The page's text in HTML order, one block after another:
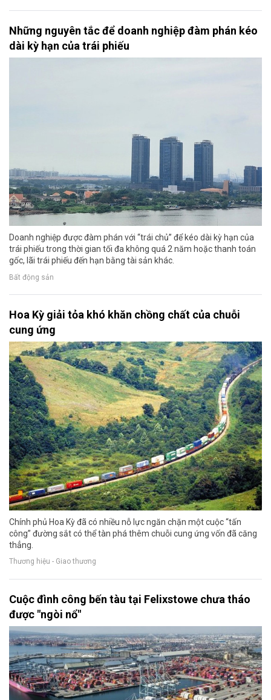
Những nguyên tắc để doanh nghiệp đàm phán kéo
dài kỳ hạn của trái phiếu
Doanh nghiệp được đàm phán với “trái chủ” để kéo dài kỳ hạn của
trái phiếu trong thời gian tối đa không quá 2 năm hoặc thanh toán
gốc, lãi trái phiếu đến hạn bằng tài sản khác.
Bất động sản
Hoa Kỳ giải tỏa khó khăn chồng chất của chuỗi
cung ứng
Chính phủ Hoa Kỳ đã có nhiều nỗ lực ngăn chặn một cuộc “tấn
công” đường sắt có thể tàn phá thêm chuỗi cung ứng vốn đã căng
thẳng.
Thương hiệu - Giao thương
Cuộc đình công bến tàu tại Felixstowe chưa tháo
được "ngòi nổ"